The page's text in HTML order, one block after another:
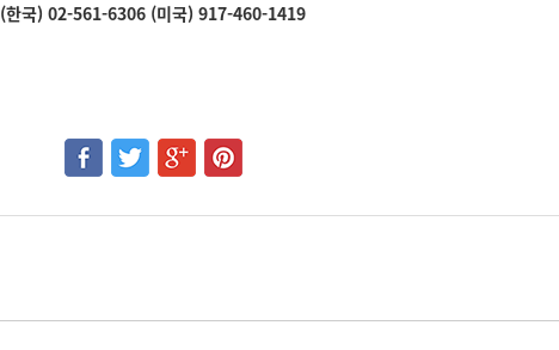
(한국) 02-561-6306 (미국) 917-460-1419